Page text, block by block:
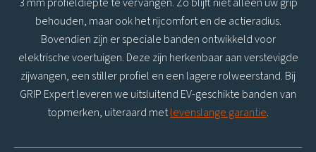
behouden, maar ook het rijcomfort en de actieradius.
Bovendien zijn er speciale banden ontwikkeld voor
elektrische voertuigen. Deze zijn herkenbaar aan verstevigde
zijwangen, een stiller profiel en een lagere rolweerstand. Bij
GRIP Expert leveren we uitsluitend EV-geschikte banden van
topmerken, uiteraard metlevenslange garantie.